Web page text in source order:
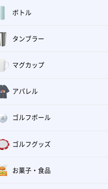
ボトル
タンブラー
マグカップ
アパレル
ゴルフボール
ゴルフグッズ
お菓子・食品